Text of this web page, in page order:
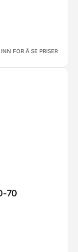
INN FOR Å SE PRISER
70